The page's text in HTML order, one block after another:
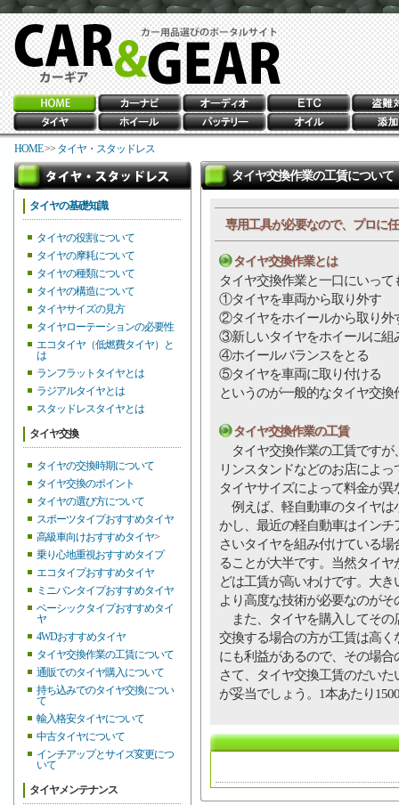
HOME>> タイヤ・スタッドレス
タイヤの基礎知識
タイヤの役割について
タイヤの摩耗について
タイヤの種類について
タイヤの構造について
タイヤサイズの見方
タイヤローテーションの必要性
エコタイヤ（低燃費タイヤ）と
は
ランフラットタイヤとは
ラジアルタイヤとは
スタッドレスタイヤとは
タイヤ交換
タイヤの交換時期について
タイヤ交換のポイント
タイヤの選び方について
スポーツタイプおすすめタイヤ
高級車向けおすすめタイヤ>
乗り心地重視おすすめタイプ
エコタイプおすすめタイヤ
ミニバンタイプおすすめタイヤ
ベーシックタイプおすすめタイ
ヤ
4WDおすすめタイヤ
タイヤ交換作業の工賃について
通販でのタイヤ購入について
持ち込みでのタイヤ交換につい
て
輸入格安タイヤについて
中古タイヤについて
インチアップとサイズ変更につ
いて
タイヤメンテナンス
タイヤ交換作業の工賃について
専用工具が必要なので、プロに
タイヤ交換作業とは
タイヤ交換作業と一口にいっ
①タイヤを車両から取り外す
②タイヤをホイールから取り
③新しいタイヤをホイールに
④ホイールバランスをとる
⑤タイヤを車両に取り付ける
というのが一般的なタイヤ交換
タイヤ交換作業の工賃
タイヤ交換作業の工賃ですが
リンスタンドなどのお店によ
タイヤサイズによって料金が
例えば、軽自動車のタイヤは
かし、最近の軽自動車はイン
さいタイヤを組み付けている
ることが大半です。当然タイ
どは工賃が高いわけです。大
より高度な技術が必要なのがそ
また、タイヤを購入してその
交換する場合の方が工賃は高
にも利益があるので、その場
さて、タイヤ交換工賃のだいた
が妥当でしょう。1本あたり